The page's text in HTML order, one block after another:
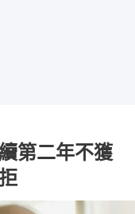
第二年不獲